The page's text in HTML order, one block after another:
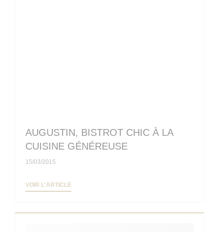
AUGUSTIN, BISTROT CHIC À LA
CUISINE GÉNÉREUSE
15/03/2015
VOIR L'ARTICLE